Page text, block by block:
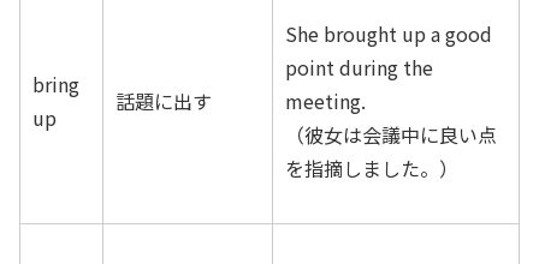
bring
up
話題に出す
She brought up a good
point during the
meeting.
（彼女は会議中に良い点
を指摘しました。）